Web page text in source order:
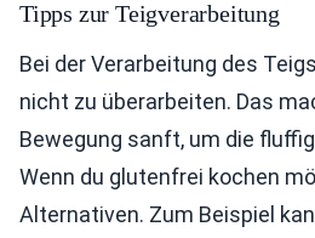
Tipps zur Teigverarbeitung
Bei der Verarbeitung des
nicht zu überarbeiten. Das
Bewegung sanft, um die
Wenn du glutenfrei kochen
Alternativen. Zum Beispiel